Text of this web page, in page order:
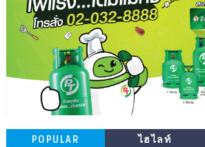
POPULAR ไฮไลท์